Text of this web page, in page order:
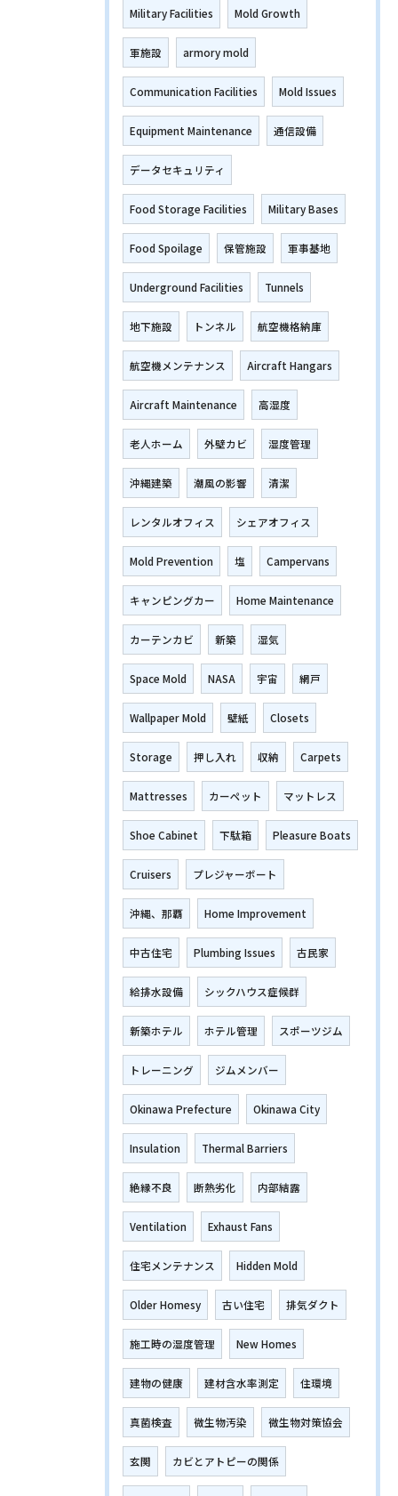
Military Facilities Mold Growth
軍施設 armory mold
Communication Facilities Mold Issues
Equipment Maintenance 通信設備
データセキュリティ
Food Storage Facilities Military Bases
Food Spoilage 保管施設 軍事基地
Underground Facilities Tunnels
地下施設 トンネル 航空機格納庫
航空機メンテナンス Aircraft Hangars
Aircraft Maintenance 高湿度
老人ホーム 外壁カビ 湿度管理
沖縄建築 潮風の影響 清潔
レンタルオフィス シェアオフィス
Mold Prevention 塩 Campervans
キャンピングカー Home Maintenance
カーテンカビ 新築 湿気
Space Mold NASA 宇宙 網戸
Wallpaper Mold 壁紙 Closets
Storage 押し入れ 収納 Carpets
Mattresses カーペット マットレス
Shoe Cabinet 下駄箱 Pleasure Boats
Cruisers プレジャーボート
沖縄、那覇 Home Improvement
中古住宅 Plumbing Issues 古民家
給排水設備 シックハウス症候群
新築ホテル ホテル管理 スポーツジム
トレーニング ジムメンバー
Okinawa Prefecture Okinawa City
Insulation Thermal Barriers
絶縁不良 断熱劣化 内部結露
Ventilation Exhaust Fans
住宅メンテナンス Hidden Mold
Older Homesy 古い住宅 排気ダクト
施工時の湿度管理 New Homes
建物の健康 建材含水率測定 住環境
真菌検査 微生物汚染 微生物対策協会
玄関 カビとアトピーの関係